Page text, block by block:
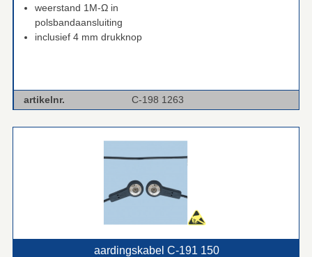
weerstand 1M-Ω in
polsbandaansluiting
inclusief 4 mm drukknop
artikelnr. C-198 1263
aardingskabel C‑191 150